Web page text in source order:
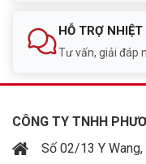
HỖ TRỢ
Tư vấn, giải đáp
CÔNG TY TNHH
Số 02/13 Y